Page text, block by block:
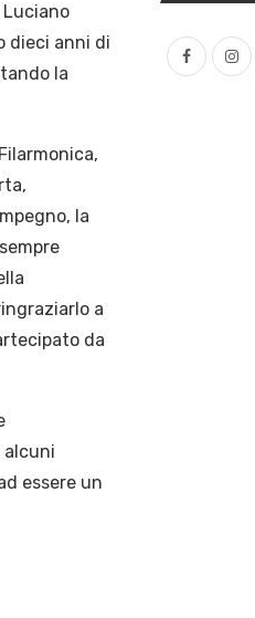
dieci anni di
la
la
a
da
alcuni
essere un